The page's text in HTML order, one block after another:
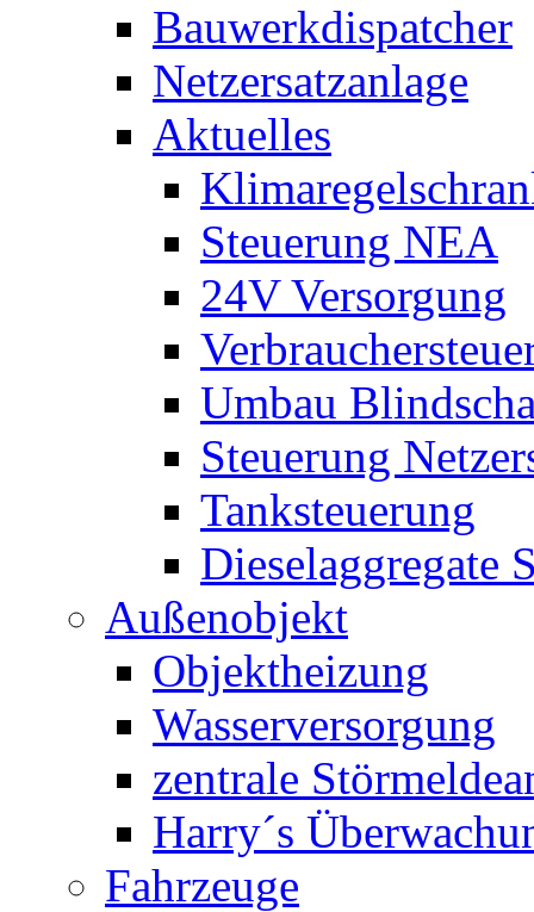
Bauwerkdispatcher
Netzersatzanlage
Aktuelles
Steuerung NEA
24V Versorgung
Umbau
Steuerung
Tanksteuerung
Dieselaggregate
Außenobjekt
Objektheizung
Wasserversorgung
zentrale
Harry´s
Fahrzeuge